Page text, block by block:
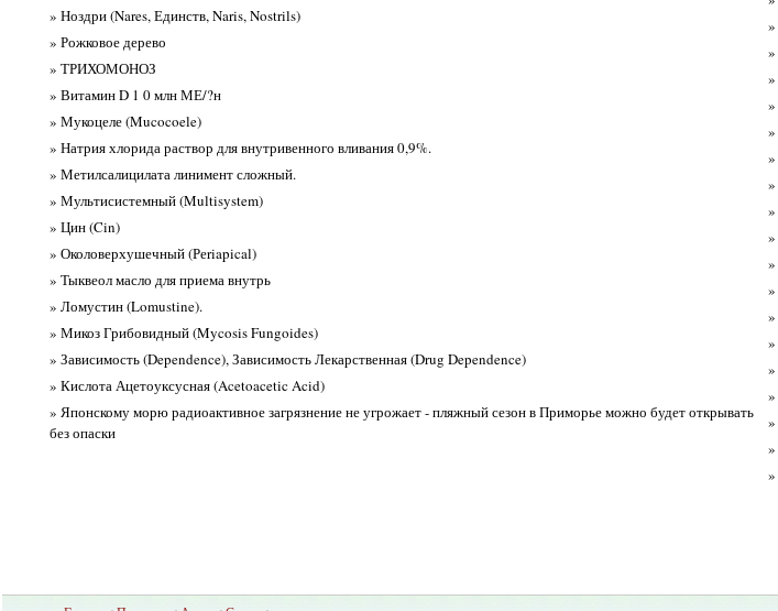
» Ноздри (Nares, Единств, Naris, Nostrils)
» Рожковое дерево
» ТРИХОМОНОЗ
» Витамин D 1 0 млн МЕ/?н
» Мукоцеле (Mucocoele)
» Натрия хлорида раствор для внутривенного вливания 0,9%.
» Метилсалицилата линимент сложный.
» Мультисистемный (Multisystem)
» Цин (Cin)
» Околоверхушечный (Реriapical)
» Тыквеол масло для приема внутрь
» Ломустин (Lomustine).
» Микоз Грибовидный (Mycosis Fungoides)
» Зависимость (Dependence), Зависимость Лекарственная (Drug Dependence)
» Кислота Ацетоуксусная (Acetoacetic Acid)
» Японскому морю радиоактивное загрязнение не угрожает - пляжный сезон в Приморье можно будет открывать
без опаски
»
»
»
»
»
»
»
»
»
»
»
»
»
»
»
»
»
»